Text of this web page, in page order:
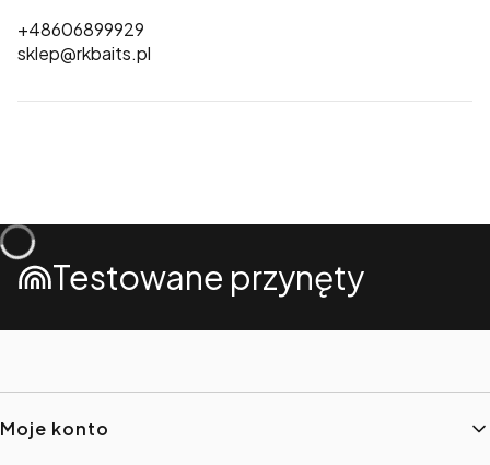
+48606899929
sklep@rkbaits.pl
Testowane przynęty
Linki w stopce
Moje konto